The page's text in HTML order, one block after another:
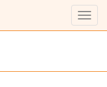
Menü